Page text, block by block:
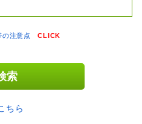
の注意点CLICK
ちら